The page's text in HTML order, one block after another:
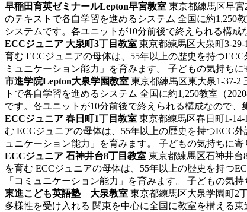
早稲田育英ゼミナールLepton早宮教室 東京都練馬区早宮
のテキストで各自学習を進めるシステム 全国に約1,250
システムです。各ユニットが10分前後で終えられる構
ECCジュニア 大泉町3丁目教室 東京都練馬区大泉町3-29-
育む ECCジュニアの母体は、55年以上の歴史を持つ
ミュニケーション能力」を育みます。 子どもの気持ち
市進学院Lepton大泉学園教室 東京都練馬区東大泉1-37-2
トで各自学習を進めるシステム 全国に約1,250教室（
です。各ユニットが10分前後で終えられる構成なので、
ECCジュニア 春日町1丁目教室 東京都練馬区春日町1-14-
む ECCジュニアの母体は、55年以上の歴史を持つECC
ュニケーション能力」を育みます。 子どもの気持ちに
ECCジュニア 石神井台8丁目教室 東京都練馬区石神井台
を育む ECCジュニアの母体は、55年以上の歴史を持つ
「コミュニケーション能力」を育みます。 子どもの気
東進こども英語塾 大泉教室 東京都練馬区大泉学園町2
多様性を受け入れる 関東を中心に全国に教室を構える